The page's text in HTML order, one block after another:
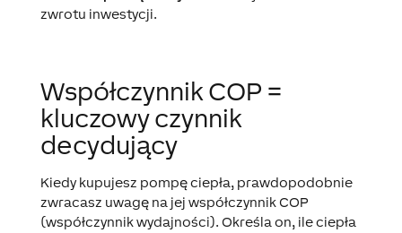
zwrotu inwestycji.
Współczynnik COP =
kluczowy czynnik
decydujący
Kiedy kupujesz pompę ciepła, prawdopodobnie
zwracasz uwagę na jej współczynnik COP
(współczynnik wydajności). Określa on, ile ciepła